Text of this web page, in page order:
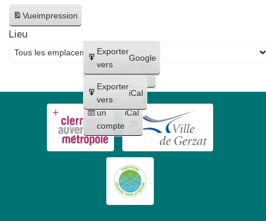
Vueimpression
Créer
un
compte
Google
Créer
un
compte
iCal
Exporter
vers
Google
Exporter
vers
iCal
Lieu